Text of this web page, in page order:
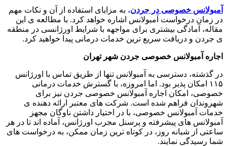
آمبولانس خصوصی در جردن، به مزایای استفاده از آن و نکات مهم
در زمان درخواست آمبولانس اشاره خواهد کرد. با مطالعه ی این
مقاله، آمادگی بیشتری برای مواجهه با شرایط اورژانسی در منطقه
ی جردن و دریافت سریع ترین خدمات درمانی پیدا خواهید کرد.
اجاره آمبولانس خصوصی جردن شهر تهران
در گذشته، دسترسی به آمبولانس تنها از طریق تماس با اورژانس
۱۱۵
امکان پذیر بود. اما امروزه، با گسترش خدمات درمانی
خصوصی، امکان اجاره آمبولانس خصوصی جردن نیز برای
شهروندان فراهم شده است. شرکت های معتبر ارائه دهنده ی
خدمات آمبولانس خصوصی، با در اختیار داشتن ناوگان مجهز
آمبولانس های پیشرفته و پرسنل مجرب اورژانس، آماده اند تا در هر
ساعتی از شبانه روز، در کوتاه ترین زمان ممکن، به درخواست های
شما رسیدگی نمایند.